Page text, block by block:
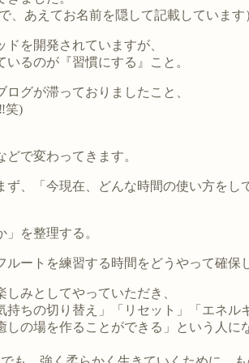
、あえてお名前を隠して記載しています
を開発されていますが、
るのが『習慣にする』こと。
ログが滞っておりましたこと、
笑)
で変わってきます。
、「今現在、どんな時間の使い方をし
を整理する。
ートを練習する時間をどうやって確保
みとしてやっていただき、
持ちの切り替え」「リセット」「エネル
しの場を作ることができる」という人に